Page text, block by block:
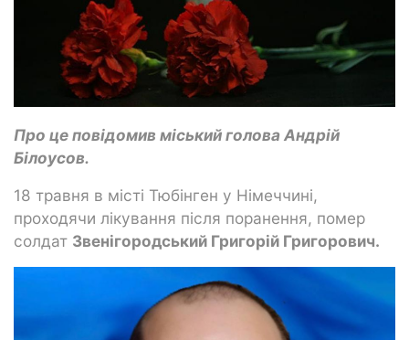
Про це повідомив міський голова Андрій
Білоусов.
18 травня в місті Тюбінген у Німеччині,
проходячи лікування після поранення, помер
солдат Звенігородський Григорій Григорович.